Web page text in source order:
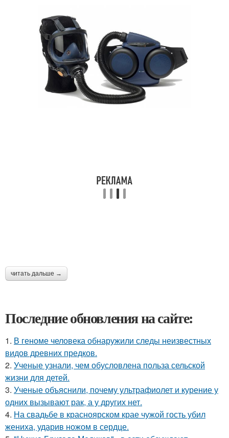
читать дальше →
Последние обновления на сайте:
1. В геноме человека обнаружили следы неизвестных
видов древних предков.
2. Ученые узнали, чем обусловлена польза сельской
жизни для детей.
3. Ученые объяснили, почему ультрафиолет и курение у
одних вызывают рак, а у других нет.
4. На свадьбе в красноярском крае чужой гость убил
жениха, ударив ножом в сердце.